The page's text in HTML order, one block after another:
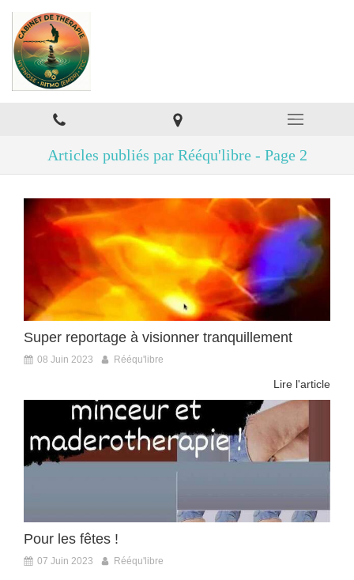
Articles publiés par Rééqu'libre - Page 2
Super reportage à visionner tranquillement
08 Juin 2023 Rééqu'libre
Lire l'article
Pour les fêtes !
07 Juin 2023 Rééqu'libre